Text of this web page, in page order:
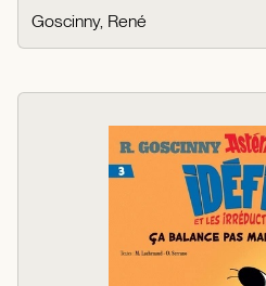
Goscinny, René